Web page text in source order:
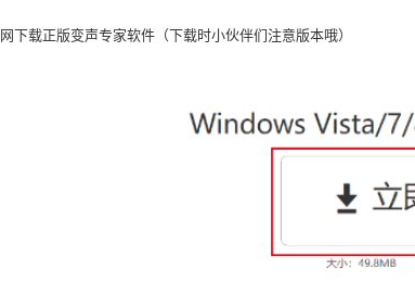
下载正版变声专家软件（下载时小伙伴们注意版本哦）